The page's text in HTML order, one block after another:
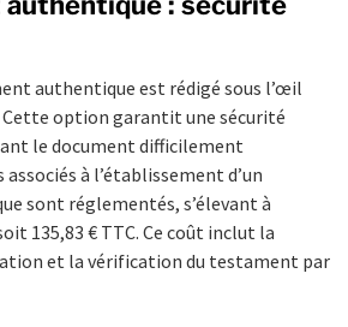
authentique est rédigé sous l’œil
option garantit une sécurité
le document difficilement
à l’établissement d’un
sont réglementés, s’élevant à
135,83 € TTC. Ce coût inclut la
et la vérification du testament par